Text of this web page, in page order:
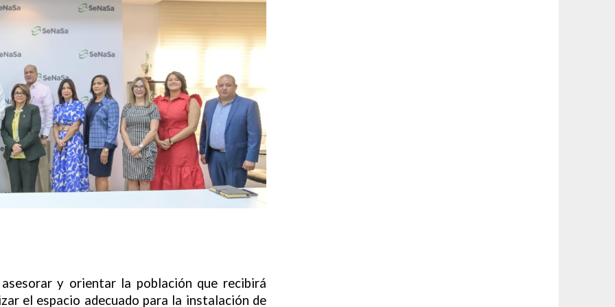
y orientar la población que recibirá
el espacio adecuado para la instalación de